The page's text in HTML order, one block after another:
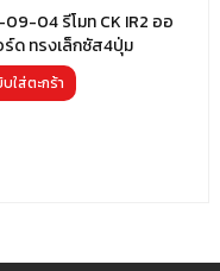
09-04 รีโมท CK IR2 ออ
ด ทรงเล็กซัส4ปุ่ม
ใส่ตะกร้า